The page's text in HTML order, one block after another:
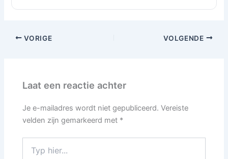
VORIGE VOLGENDE
Laat een reactie achter
Je e-mailadres wordt niet gepubliceerd. Vereiste
velden zijn gemarkeerd met *
hier...